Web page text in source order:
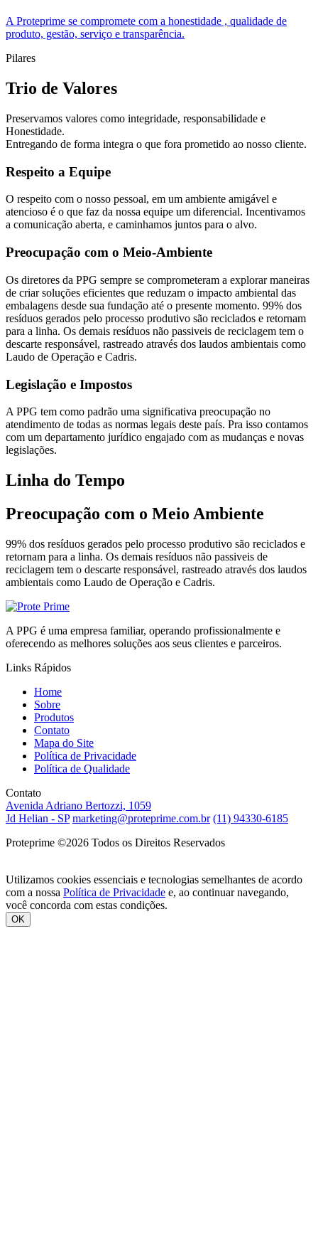
A Proteprime se compromete com a honestidade , qualidade de
produto, gestão, serviço e transparência.
Pilares
Trio de Valores
Preservamos valores como integridade, responsabilidade e
Honestidade.
Entregando de forma integra o que fora prometido ao nosso cliente.
Respeito a Equipe
O respeito com o nosso pessoal, em um ambiente amigável e
atencioso é o que faz da nossa equipe um diferencial. Incentivamos
a comunicação aberta, e caminhamos juntos para o alvo.
Preocupação com o Meio-Ambiente
Os diretores da PPG sempre se comprometeram a explorar maneiras
de criar soluções eficientes que reduzam o impacto ambiental das
embalagens desde sua fundação até o presente momento. 99% dos
resíduos gerados pelo processo produtivo são reciclados e retornam
para a linha. Os demais resíduos não passiveis de reciclagem tem o
descarte responsável, rastreado através dos laudos ambientais como
Laudo de Operação e Cadris.
Legislação e Impostos
A PPG tem como padrão uma significativa preocupação no
atendimento de todas as normas legais deste país. Pra isso contamos
com um departamento jurídico engajado com as mudanças e novas
legislações.
Linha do Tempo
Preocupação com o Meio Ambiente
99% dos resíduos gerados pelo processo produtivo são reciclados e
retornam para a linha. Os demais resíduos não passiveis de
reciclagem tem o descarte responsável, rastreado através dos laudos
ambientais como Laudo de Operação e Cadris.
A PPG é uma empresa familiar, operando profissionalmente e
oferecendo as melhores soluções aos seus clientes e parceiros.
Links Rápidos
Home
Sobre
Produtos
Contato
Mapa do Site
Política de Privacidade
Política de Qualidade
Contato
Avenida Adriano Bertozzi, 1059
Jd Helian - SP marketing@proteprime.com.br (11) 94330-6185
Proteprime ©2026 Todos os Direitos Reservados
Utilizamos cookies essenciais e tecnologias semelhantes de acordo
com a nossa Política de Privacidade e, ao continuar navegando,
você concorda com estas condições.
OK